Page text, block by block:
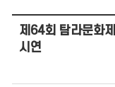
제64회 탐라문화
시연